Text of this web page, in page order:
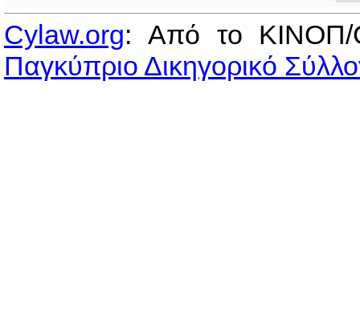
Cylaw.org: Από το
Παγκύπριο Δικηγορικό